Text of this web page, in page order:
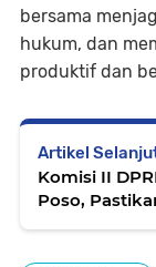
bersama
hukum, dan
produktif dan
Artikel
Komisi II
Poso,